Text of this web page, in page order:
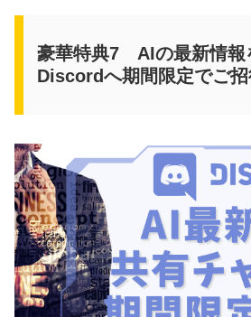
豪華特典7 AIの最新情報
Discordへ期間限定でご